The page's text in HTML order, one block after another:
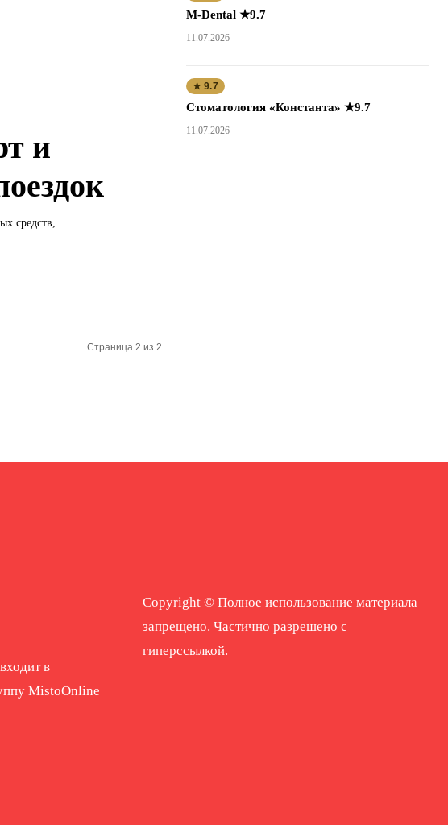
и
средств,...
Страница 2 из 2
M-Dental ★9.7
11.07.2026
★ 9.7
Стоматология «Константа» ★9.7
11.07.2026
в
MistoOnline
Copyright © Полное использование материала
запрещено. Частично разрешено с
гиперссылкой.